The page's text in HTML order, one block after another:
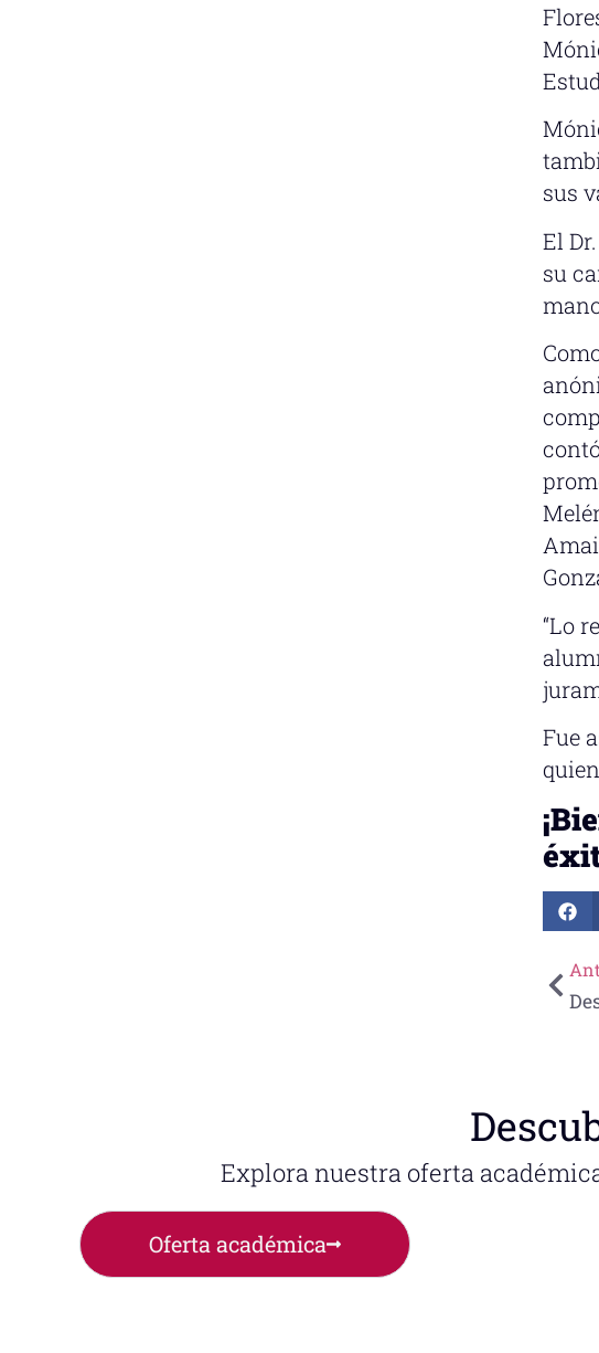
sus
El
su
“Lo
Fue
Explora nuestra oferta
Oferta académica